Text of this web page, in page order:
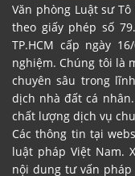
Văn phòng Luật sư
theo giấy phép số
TP.HCM cấp ngày
nghiệm. Chúng tôi là
chuyên sâu trong
dịch nhà đất cá
chất lượng dịch vụ
Các thông tin tại
luật pháp Việt Nam.
nội dung tư vấn